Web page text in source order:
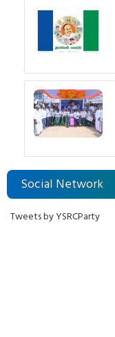
Social Network
Tweets by YSRCParty